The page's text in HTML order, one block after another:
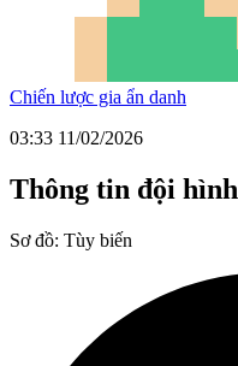
Chiến lược gia ẩn danh
03:33 11/02/2026
Thông tin đội hình
Sơ đồ: Tùy biến